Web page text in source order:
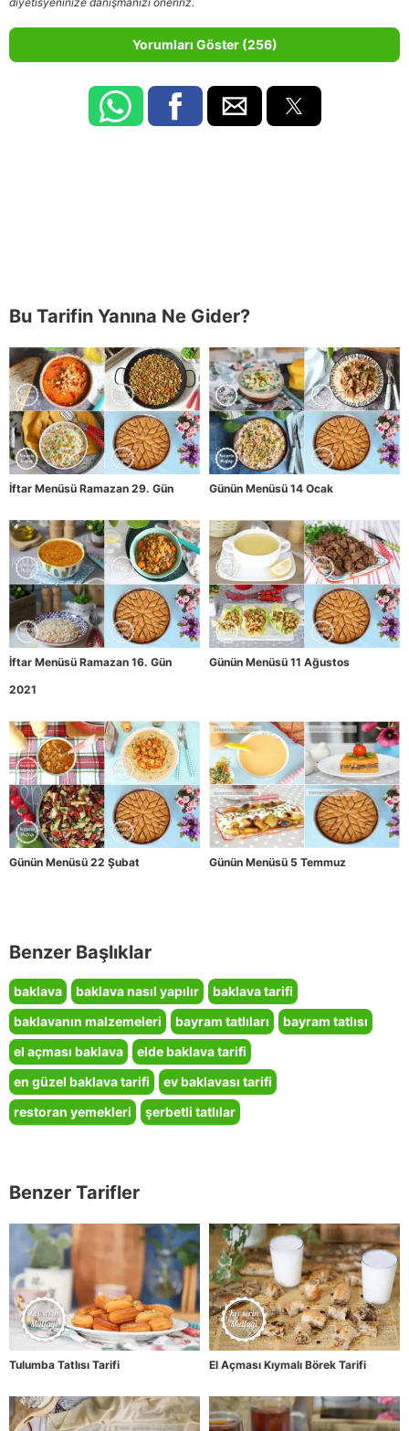
Yorumları Göster (256)
Bu Tarifin Yanına Ne Gider?
İftar Menüsü Ramazan 29. Gün Günün Menüsü 14 Ocak
İftar Menüsü Ramazan 16. Gün
2021
Günün Menüsü 11 Ağustos
Günün Menüsü 22 Şubat Günün Menüsü 5 Temmuz
Benzer Başlıklar
baklava baklava nasıl yapılır
baklava tarifi
baklavanın malzemeleri
bayram tatlıları
bayram tatlısı
el açması baklava
elde baklava tarifi
en güzel baklava tarifi
ev baklavası tarifi
restoran yemekleri
şerbetli tatlılar
Benzer Tarifler
Tulumba Tatlısı Tarifi El Açması Kıymalı Börek Tarifi